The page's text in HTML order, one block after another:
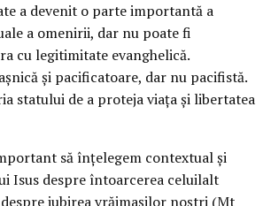
a devenit o parte importantă a
a omenirii, dar nu poate fi
cu legitimitate evanghelică.
și pacificatoare, dar nu pacifistă.
statului de a proteja viața și libertatea
să înțelegem contextual și
Isus despre întoarcerea celuilalt
iubirea vrăjmașilor noștri (Mt